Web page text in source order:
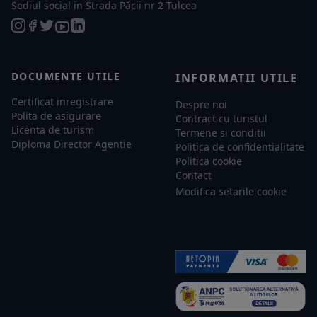
Sediul social in Strada Păcii nr 2 Tulcea
DOCUMENTE UTILE
Certificat inregistrare
Polita de asigurare
Licenta de turism
Diploma Director Agentie
INFORMATII UTILE
Despre noi
Contract cu turistul
Termene si conditii
Politica de confidentialitate
Politica cookie
Contact
Modifica setarile cookie